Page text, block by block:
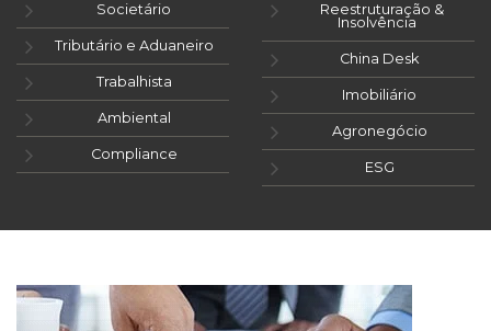
Societário
Tributário e Aduaneiro
Trabalhista
Ambiental
Compliance
Reestruturação &
Insolvência
China Desk
Imobiliário
Agronegócio
ESG